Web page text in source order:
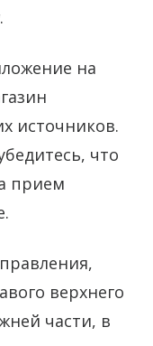
.
на
источников.
что
прием
верхнего
части, в